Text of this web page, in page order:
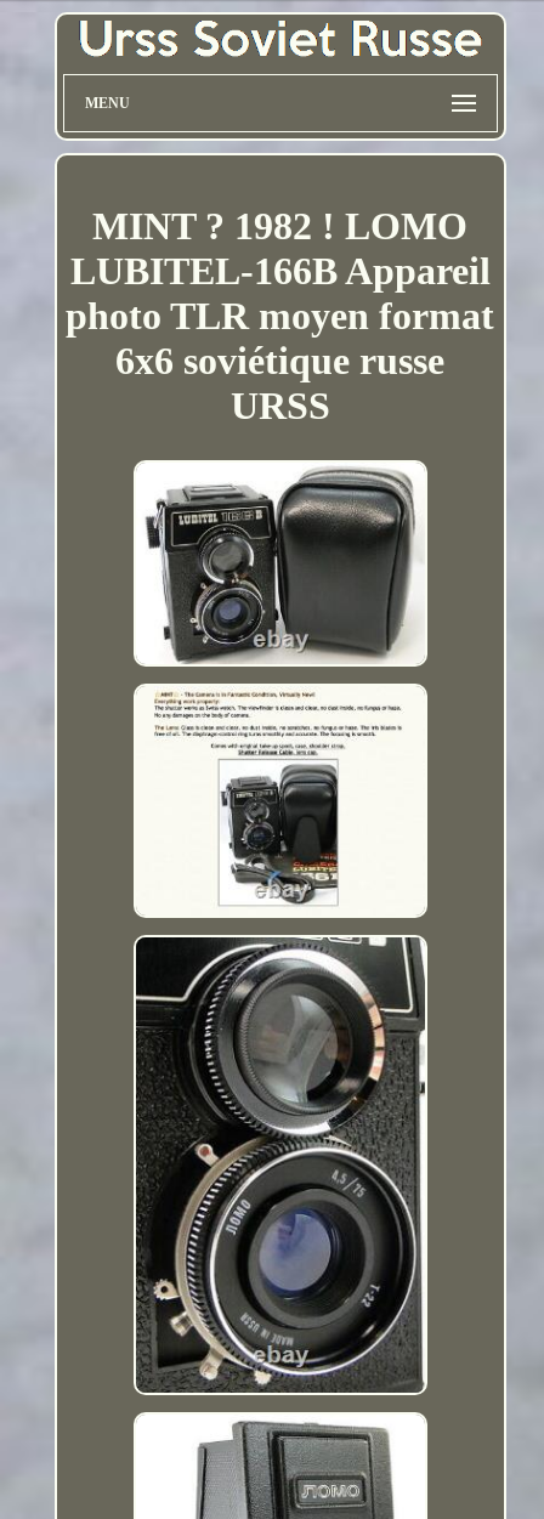
MENU
MINT ? 1982 ! LOMO
LUBITEL-166B Appareil
photo TLR moyen format
6x6 soviétique russe
URSS